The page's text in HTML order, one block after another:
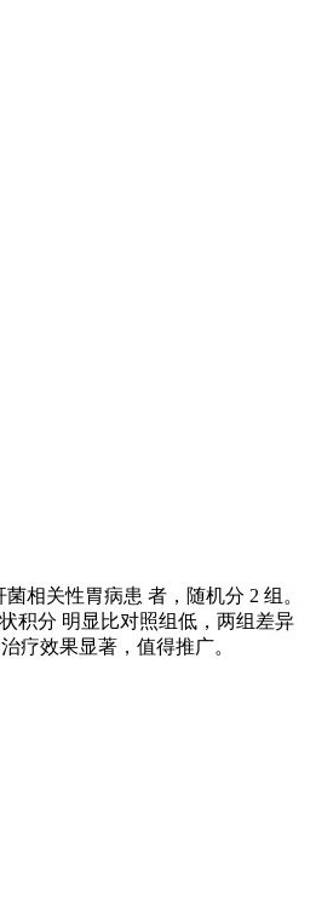
相关性胃病患 者，随机分 2 组。
积分 明显比对照组低，两组差异
疗效果显著，值得推广。